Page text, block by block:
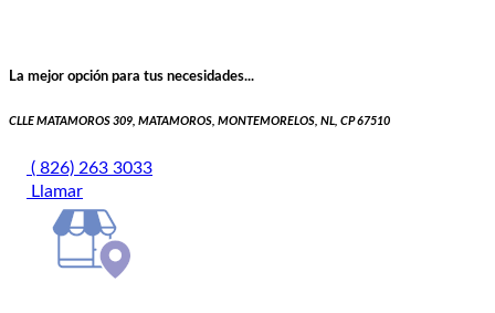
La mejor opción para tus necesidades...
CLLE MATAMOROS 309, MATAMOROS, MONTEMORELOS, NL, CP 67510
( 826) 263 3033
Llamar